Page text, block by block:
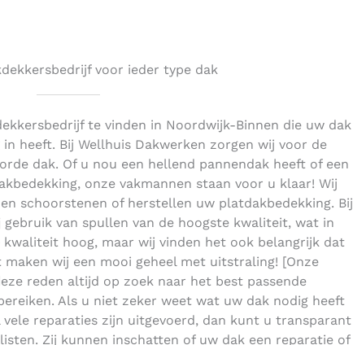
voor ieder type dak
te vinden in Noordwijk-Binnen die uw dak
heeft. Bij Wellhuis Dakwerken zorgen wij voor de
dak. Of u nou een hellend pannendak heeft of een
onze vakmannen staan voor u klaar! Wij
schoorstenen of herstellen uw platdakbedekking. Bij
van spullen van de hoogste kwaliteit, wat in
kwaliteit hoog, maar wij vinden het ook belangrijk dat
wij een mooi geheel met uitstraling! [Onze
reden altijd op zoek naar het best passende
Als u niet zeker weet wat uw dak nodig heeft
vele reparaties zijn uitgevoerd, dan kunt u transparant
Zij kunnen inschatten of uw dak een reparatie of